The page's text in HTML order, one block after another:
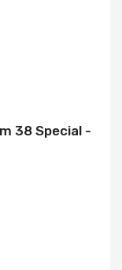
38 Special -